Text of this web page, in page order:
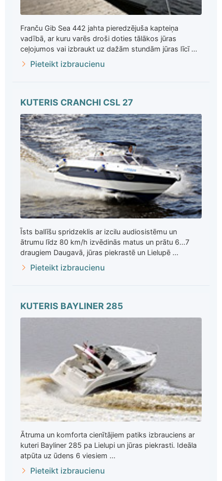
Franču Gib Sea 442 jahta pieredzējuša kapteiņa
vadībā, ar kuru varēs droši doties tālākos jūras
ceļojumos vai izbraukt uz dažām stundām jūras līcī ...
Pieteikt izbraucienu
KUTERIS CRANCHI CSL 27
Īsts ballīšu spridzeklis ar izcilu audiosistēmu un
ātrumu līdz 80 km/h izvēdinās matus un prātu 6...7
draugiem Daugavā, jūras piekrastē un Lielupē ...
Pieteikt izbraucienu
KUTERIS BAYLINER 285
Ātruma un komforta cienītājiem patiks izbrauciens ar
kuteri Bayliner 285 pa Lielupi un jūras piekrasti. Ideāla
atpūta uz ūdens 6 viesiem ...
Pieteikt izbraucienu